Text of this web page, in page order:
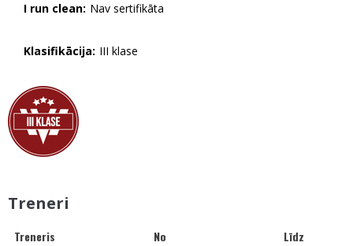
I run clean: Nav sertifikāta
Klasifikācija: III klase
Treneri
Treneris No Līdz